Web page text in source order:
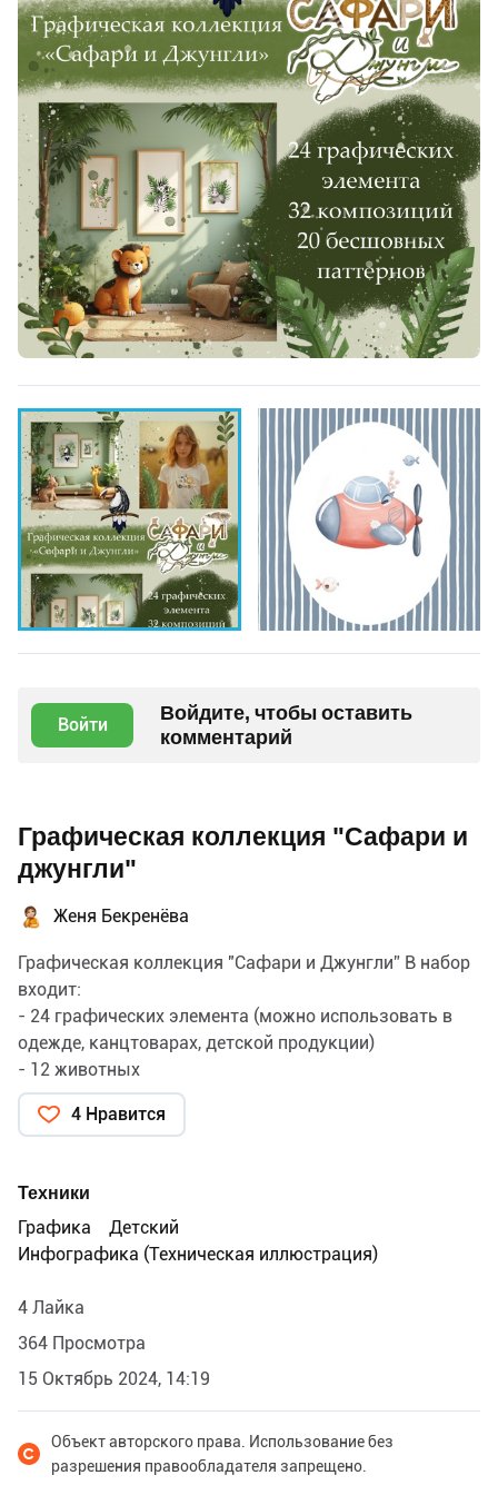
Войти
Войдите, чтобы оставить
комментарий
Графическая коллекция "Сафари и
джунгли"
Женя Бекренёва
Графическая коллекция "Сафари и Джунгли” В набор
входит:
- 24 графических элемента (можно использовать в
одежде, канцтоварах, детской продукции)
- 12 животных
- 32 композиций (постеров на стену)
- 20 бесшовных паттернов
будет подготовлен и выслан вам для дальнейшей
работы. Для приобретения напишите мне в сообщении
4 Нравится
Техники
Графика
Детский
Инфографика (Техническая иллюстрация)
4 Лайка
364 Просмотра
15 Октябрь 2024, 14:19
Объект авторского права. Использование без
разрешения правообладателя запрещено.